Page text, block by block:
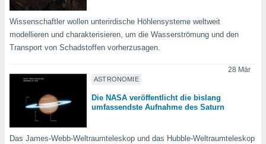
dass wir
der
von
Wissenschaftler wollen unterirdische Höhlensysteme weltweit
modellieren und charakterisieren, um die Wasserströmung und den
Transport von Schadstoffen vorherzusagen.
ASTRONOMIE
28 Mär
Die NASA veröffentlicht die bislang
umfassendste Aufnahme des Saturn
Das James-Webb-Weltraumteleskop und das Hubble-Weltraumteleskop